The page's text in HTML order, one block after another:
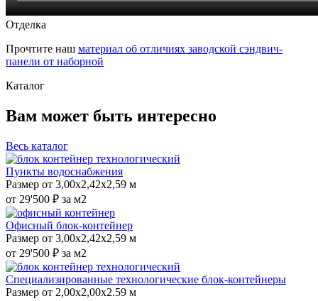
Отделка
Прочтите наш материал об отличиях заводской сэндвич-
панели от наборной
Каталог
Вам может быть интересно
Весь каталог
Пункты водоснабжения
Размер от 3,00х2,42х2,59 м
от 29'500 ₽ за м2
Офисный блок-контейнер
Размер от 3,00х2,42х2,59 м
от 29'500 ₽ за м2
Специализированные технологические блок-контейнеры
Размер от 2,00х2,00x2.59 м